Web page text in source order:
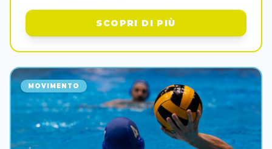
SCOPRI DI PIÙ
MOVIMENTO